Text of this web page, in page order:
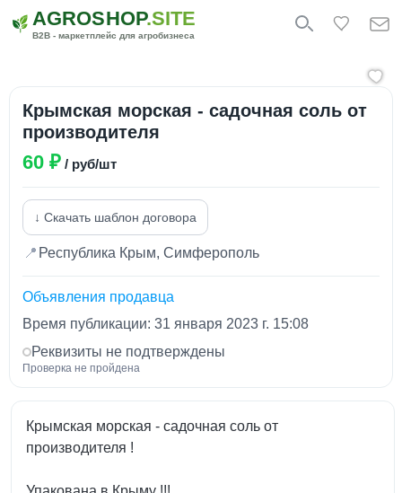
AGROSHOP.SITE
B2B - маркетплейс для агробизнеса
Крымская морская - садочная соль от
производителя
60 ₽ / руб/шт
↓ Скачать шаблон договора
📍 Республика Крым, Симферополь
Объявления продавца
Время публикации: 31 января 2023 г. 15:08
Реквизиты не подтверждены
Проверка не пройдена
Крымская морская - садочная соль от
производителя !